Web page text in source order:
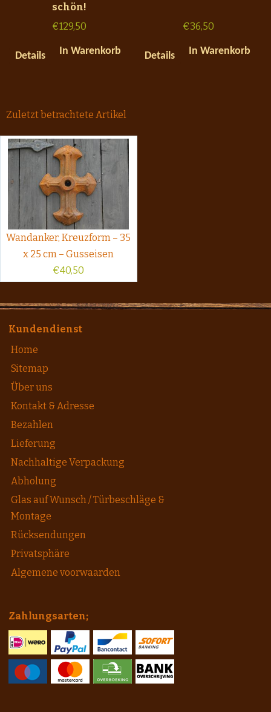
schön!
€129,50
Details In Warenkorb
€36,50
Details In Warenkorb
Zuletzt betrachtete Artikel
Wandanker, Kreuzform – 35
x 25 cm – Gusseisen
€40,50
Kundendienst
Home
Sitemap
Über uns
Kontakt & Adresse
Bezahlen
Lieferung
Nachhaltige Verpackung
Abholung
Glas auf Wunsch / Türbeschläge &
Montage
Rücksendungen
Privatsphäre
Algemene voorwaarden
Zahlungsarten;